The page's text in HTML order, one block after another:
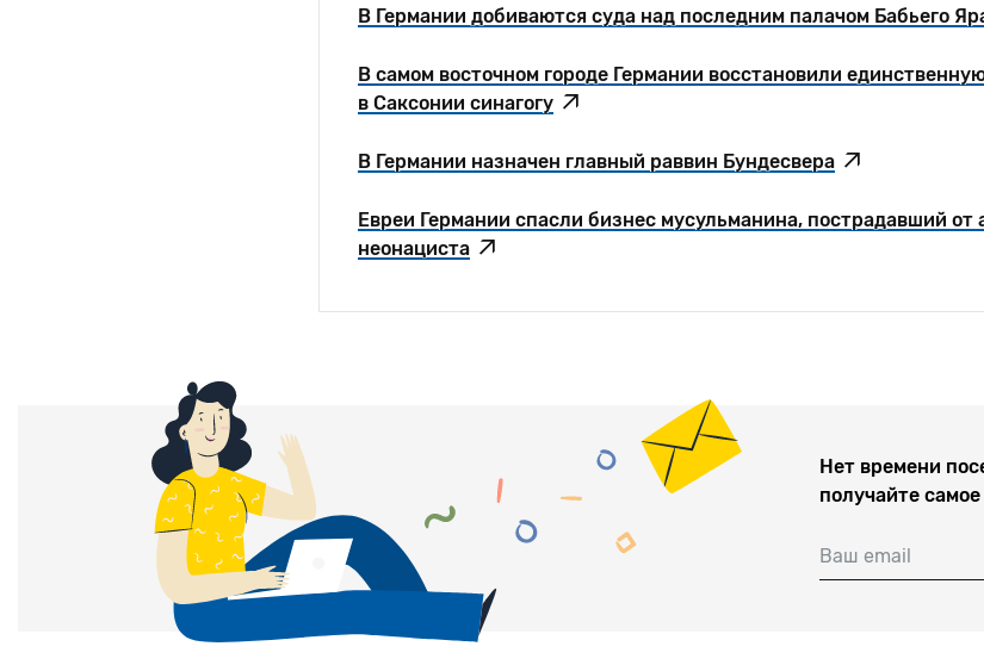
В Германии добиваются суда над последним палачом Бабьего
В самом восточном городе Германии восстановили
в Саксонии синагогу
В Германии назначен главный раввин Бундесвера
Евреи Германии спасли бизнес мусульманина, пострадавший от
неонациста
Нет времени
получайте
Ваш email